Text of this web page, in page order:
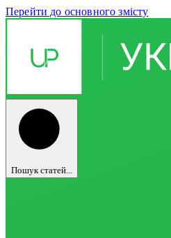
Перейти до основного змісту
Пошук статей...